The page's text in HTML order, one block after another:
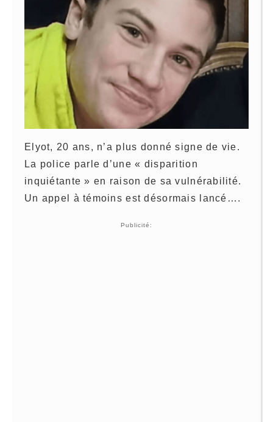
Elyot, 20 ans, n’a plus donné signe de vie.
La police parle d’une « disparition
inquiétante » en raison de sa vulnérabilité.
Un appel à témoins est désormais lancé….
Publicité: